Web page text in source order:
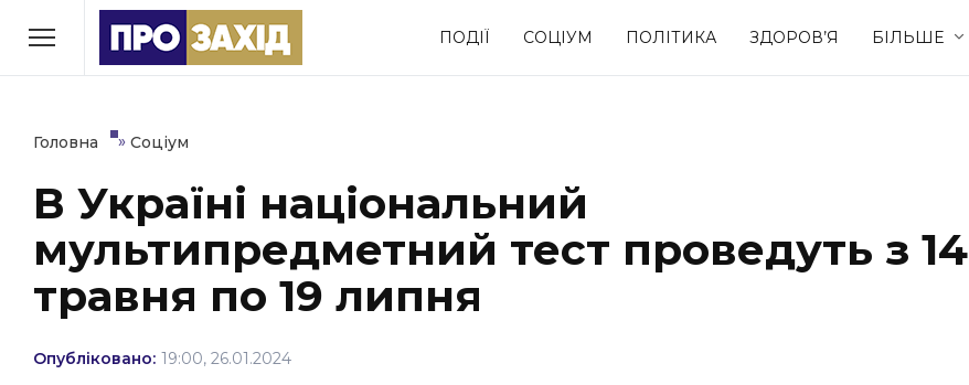
ПОДІЇ СОЦІУМ ПОЛІТИКА ЗДОРОВ’Я БІЛЬШЕ
РУБРИКИ
Економіка
Політика Соціум
Втрачений Ужгород
(відеоверсія)
Головна » Соціум
В Україні національний
мультипредметний тест проведуть з 14
травня по 19 липня
Опубліковано: 19:00, 26.01.2024